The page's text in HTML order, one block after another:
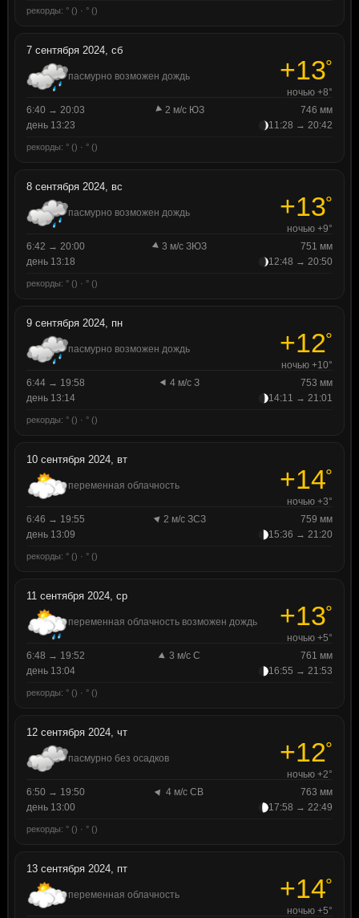
рекорды: ° () · ° ()
7 сентября 2024, сб
пасмурно возможен дождь +13°
ночью +8°
6:40 → 20:03
2 м/с ЮЗ
746 мм
день 13:23
11:28 → 20:42
рекорды: ° () · ° ()
8 сентября 2024, вс
пасмурно возможен дождь +13°
ночью +9°
6:42 → 20:00
3 м/с ЗЮЗ
751 мм
день 13:18
12:48 → 20:50
рекорды: ° () · ° ()
9 сентября 2024, пн
пасмурно возможен дождь +12°
ночью +10°
6:44 → 19:58
4 м/с З
753 мм
день 13:14
14:11 → 21:01
рекорды: ° () · ° ()
10 сентября 2024, вт
переменная облачность +14°
ночью +3°
6:46 → 19:55
2 м/с ЗСЗ
759 мм
день 13:09
15:36 → 21:20
рекорды: ° () · ° ()
11 сентября 2024, ср
переменная облачность возможен дождь +13°
ночью +5°
6:48 → 19:52
3 м/с С
761 мм
день 13:04
16:55 → 21:53
рекорды: ° () · ° ()
12 сентября 2024, чт
пасмурно без осадков +12°
ночью +2°
6:50 → 19:50
4 м/с СВ
763 мм
день 13:00
17:58 → 22:49
рекорды: ° () · ° ()
13 сентября 2024, пт
переменная облачность +14°
ночью +5°